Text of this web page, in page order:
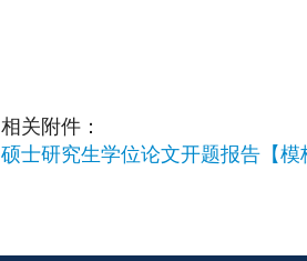
相关附件：
硕士研究生学位论文开题报告【模